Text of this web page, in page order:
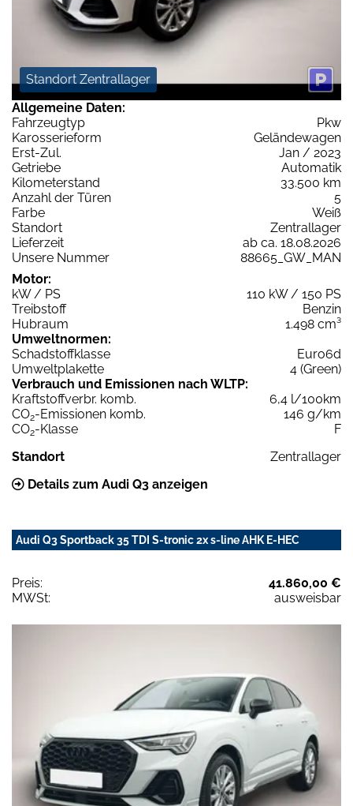
Standort Zentrallager
Allgemeine Daten:
Fahrzeugtyp
Pkw
Karosserieform
Geländewagen
Erst-Zul.
Jan / 2023
Getriebe
Automatik
Kilometerstand
33.500 km
Anzahl der Türen
5
Farbe
Weiß
Standort
Zentrallager
Lieferzeit
ab ca. 18.08.2026
Unsere Nummer
88665_GW_MAN
Motor:
kW / PS
110 kW / 150 PS
Treibstoff
Benzin
Hubraum
1.498 cm³
Umweltnormen:
Schadstoffklasse
Euro6d
Umweltplakette
4 (Green)
Verbrauch und Emissionen nach WLTP:
Kraftstoffverbr. komb.
6,4 l/100km
CO2-Emissionen komb.
146 g/km
CO2-Klasse
F
Standort
Zentrallager
Details zum Audi Q3 anzeigen
Audi Q3 Sportback 35 TDI S-tronic 2x s-line AHK E-HEC
Preis:
41.860,00 €
MWSt:
ausweisbar